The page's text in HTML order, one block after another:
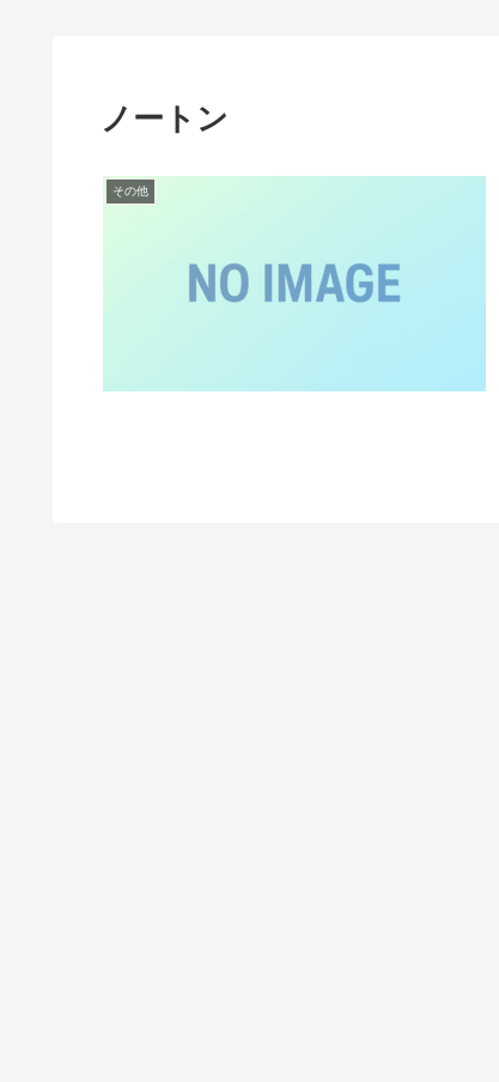
ノートン
その他